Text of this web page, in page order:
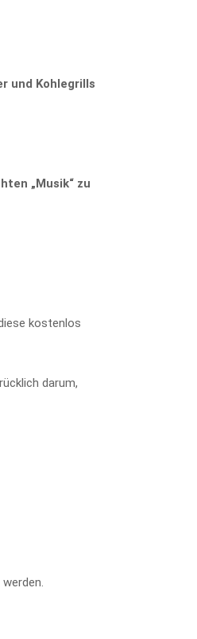
und Kohlegrills
„Musik“ zu
kostenlos
darum,